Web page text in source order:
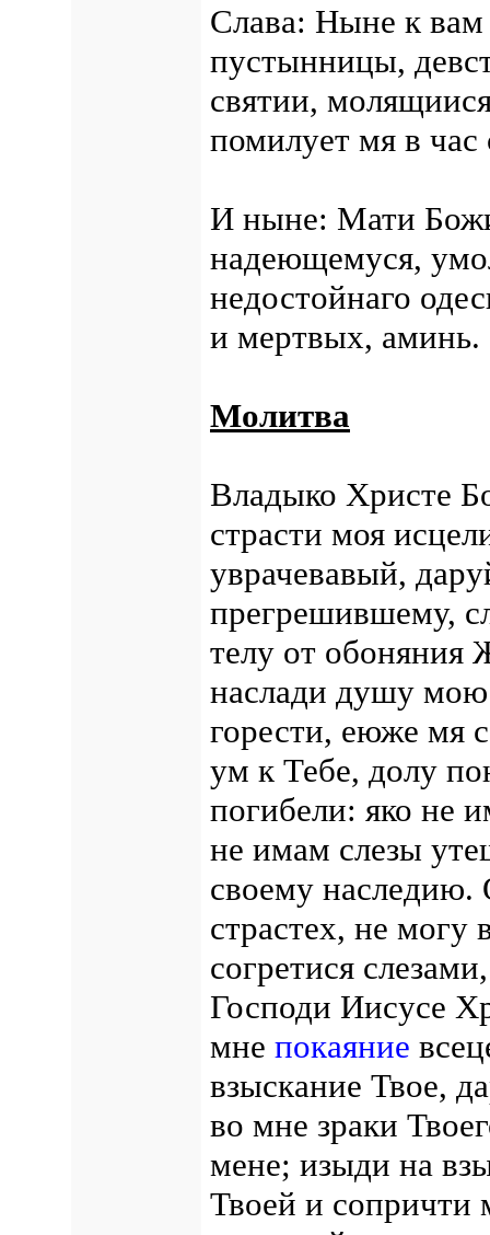
Слава: Ныне к
пустынницы,
святии,
помилует мя в
И ныне: Мати
надеющемуся,
недостойнаго
и мертвых, аминь.
Молитва
Владыко Христе
страсти моя
уврачевавый,
прегрешившему,
телу от обоняния
наслади душу
горести, еюже мя
ум к Тебе, долу
погибели: яко не
не имам слезы
своему
страстех, не могу
согретися
Господи Иисусе
мне покаяние
взыскание Твое,
во мне зраки
мене; изыди на
Твоей и сопричти